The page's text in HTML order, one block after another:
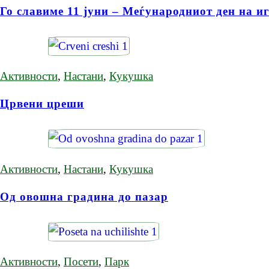
Го славиме 11 јуни – Меѓународниот ден на
Активности, Настани, Кукушка
Црвени цреши
Активности, Настани, Кукушка
Од овошна градина до пазар
Активности, Посети, Парк